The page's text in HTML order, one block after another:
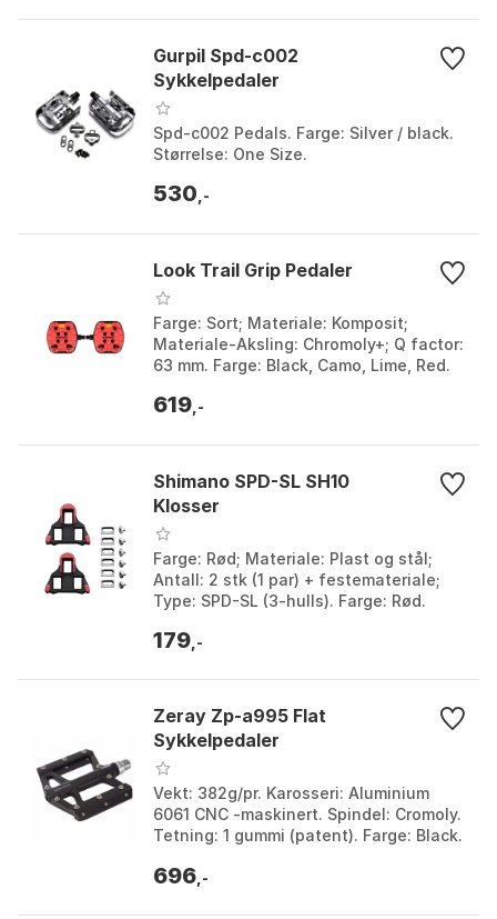
Gurpil Spd-c002
Sykkelpedaler
Spd-c002 Pedals. Farge: Silver / black.
Størrelse: One Size.
530 ,-
Look Trail Grip Pedaler
Farge: Sort; Materiale: Komposit;
Materiale-Aksling: Chromoly+; Q factor:
63 mm. Farge: Black, Camo, Lime, Red.
619 ,-
Shimano SPD-SL SH10
Klosser
Farge: Rød; Materiale: Plast og stål;
Antall: 2 stk (1 par) + festemateriale;
Type: SPD-SL (3-hulls). Farge: Rød.
179 ,-
Zeray Zp-a995 Flat
Sykkelpedaler
Vekt: 382g/pr. Karosseri: Aluminium
6061 CNC -maskinert. Spindel: Cromoly.
Tetning: 1 gummi (patent). Farge: Black.
696 ,-